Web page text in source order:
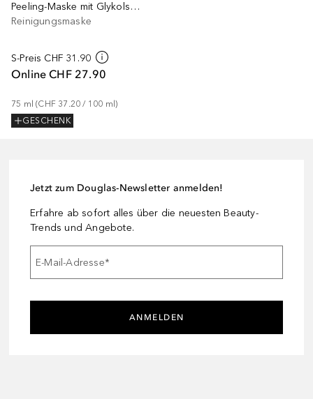
Peeling-Maske mit Glykolsäure
Reinigungsmaske
S-Preis CHF 31.90
Online CHF 27.90
75 ml (CHF 37.20 / 100 ml)
GESCHENK
Jetzt zum Douglas-Newsletter anmelden!
Erfahre ab sofort alles über die neuesten Beauty-
Trends und Angebote.
E-Mail-Adresse*
ANMELDEN